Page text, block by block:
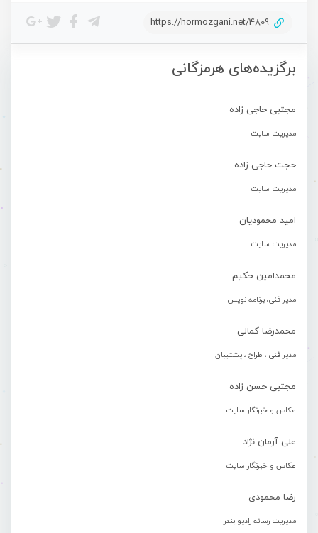
برگزیده‌های هرمزگانی
مجتبی حاجی زاده
مدیریت سایت
حجت حاجی زاده
مدیریت سایت
امید محمودیان
مدیریت سایت
محمدامین حکیم
مدیر فنی، برنامه نویس
محمدرضا کمالی
مدیر فنی ، طراح ، پشتیبان
مجتبی حسن زاده
عکاس و خبرنگار سایت
علی آرمان نژاد
عکاس و خبرنگار سایت
رضا محمودی
مدیریت رسانه رادیو بندر
https://hormozgani.net/4809